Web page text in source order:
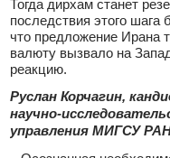
Тогда дирхам станет
последствия этого
что предложение Ирана
валюту вызвало на
реакцию.
Руслан Корчагин,
научно-
управления МИГСУ